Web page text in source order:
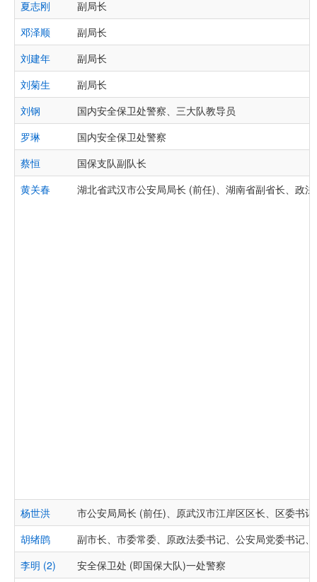
夏志刚
副局长
邓泽顺
副局长
刘建年
副局长
刘菊生
副局长
刘钢
国内安全保卫处警察、三大队教导员
罗琳
国内安全保卫处警察
蔡恒
国保支队副队长
黄关春
湖北省武汉市公安局局长 (前任)、湖南省副省长、政
杨世洪
市公安局局长 (前任)、原武汉市江岸区区长、区委书记
胡绪鹍
副市长、市委常委、原政法委书记、公安局党委书记
李明 (2)
安全保卫处 (即国保大队)一处警察